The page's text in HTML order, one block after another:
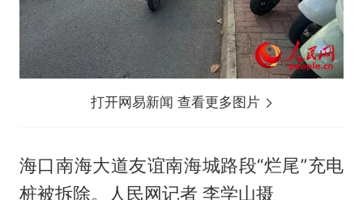
打开网易新闻 查看更多图片
海口南海大道友谊南海城路段“烂尾”充电
桩被拆除。人民网记者 李学山摄